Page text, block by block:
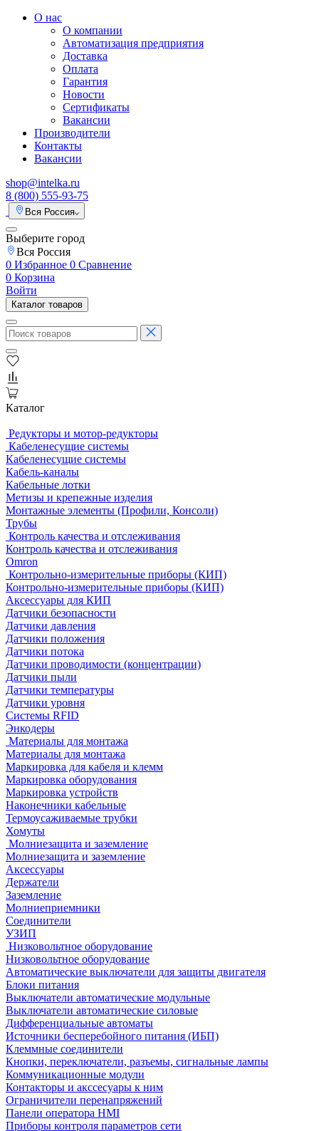
О нас
О компании
Автоматизация предприятия
Доставка
Оплата
Гарантия
Новости
Сертификаты
Вакансии
Производители
Контакты
Вакансии
shop@intelka.ru
8 (800) 555-93-75
Вся Россия
Выберите город
Вся Россия
0 Избранное 0 Сравнение
0 Корзина
Войти
Каталог товаров
Каталог
Редукторы и мотор-редукторы
Кабеленесущие системы
Кабеленесущие системы
Кабель-каналы
Кабельные лотки
Метизы и крепежные изделия
Монтажные элементы (Профили, Консоли)
Трубы
Контроль качества и отслеживания
Контроль качества и отслеживания
Omron
Контрольно-измерительные приборы (КИП)
Контрольно-измерительные приборы (КИП)
Аксессуары для КИП
Датчики безопасности
Датчики давления
Датчики положения
Датчики потока
Датчики проводимости (концентрации)
Датчики пыли
Датчики температуры
Датчики уровня
Системы RFID
Энкодеры
Материалы для монтажа
Материалы для монтажа
Маркировка для кабеля и клемм
Маркировка оборудования
Маркировка устройств
Наконечники кабельные
Термоусаживаемые трубки
Хомуты
Молниезащита и заземление
Молниезащита и заземление
Аксессуары
Держатели
Заземление
Молниеприемники
Соединители
УЗИП
Низковольтное оборудование
Низковольтное оборудование
Автоматические выключатели для защиты двигателя
Блоки питания
Выключатели автоматические модульные
Выключатели автоматические силовые
Дифференциальные автоматы
Источники бесперебойного питания (ИБП)
Клеммные соединители
Кнопки, переключатели, разъемы, сигнальные лампы
Коммуникационные модули
Контакторы и акссесуары к ним
Ограничители перенапряжений
Панели оператора HMI
Приборы контроля параметров сети